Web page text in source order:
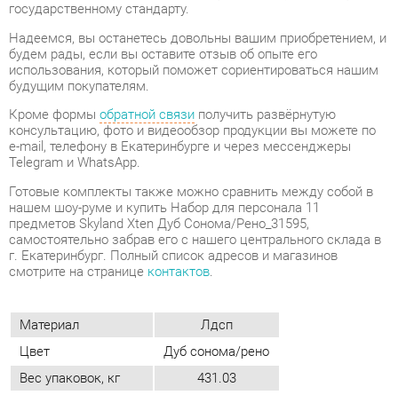
Кроме формы
обратной связи
консультацию, фото и видеообзор продукции вы можете по
e-mail, телефону в Екатеринбурге и через мессенджеры
Telegram и WhatsApp.
Готовые комплекты также можно сравнить между собой в
нашем шоу-руме и купить Набор для персонала 11
предметов Skyland Xten Дуб Сонома/Рено_31595,
самостоятельно забрав его с нашего центрального склада в
г. Екатеринбург. Полный список адресов и магазинов
смотрите на странице
Материал
Лдсп
Цвет
Дуб сонома/рено
Вес упаковок, кг
431.03
ОТЗЫВЫ
Пока нет отзывов, поделитесь первым своим мнением.